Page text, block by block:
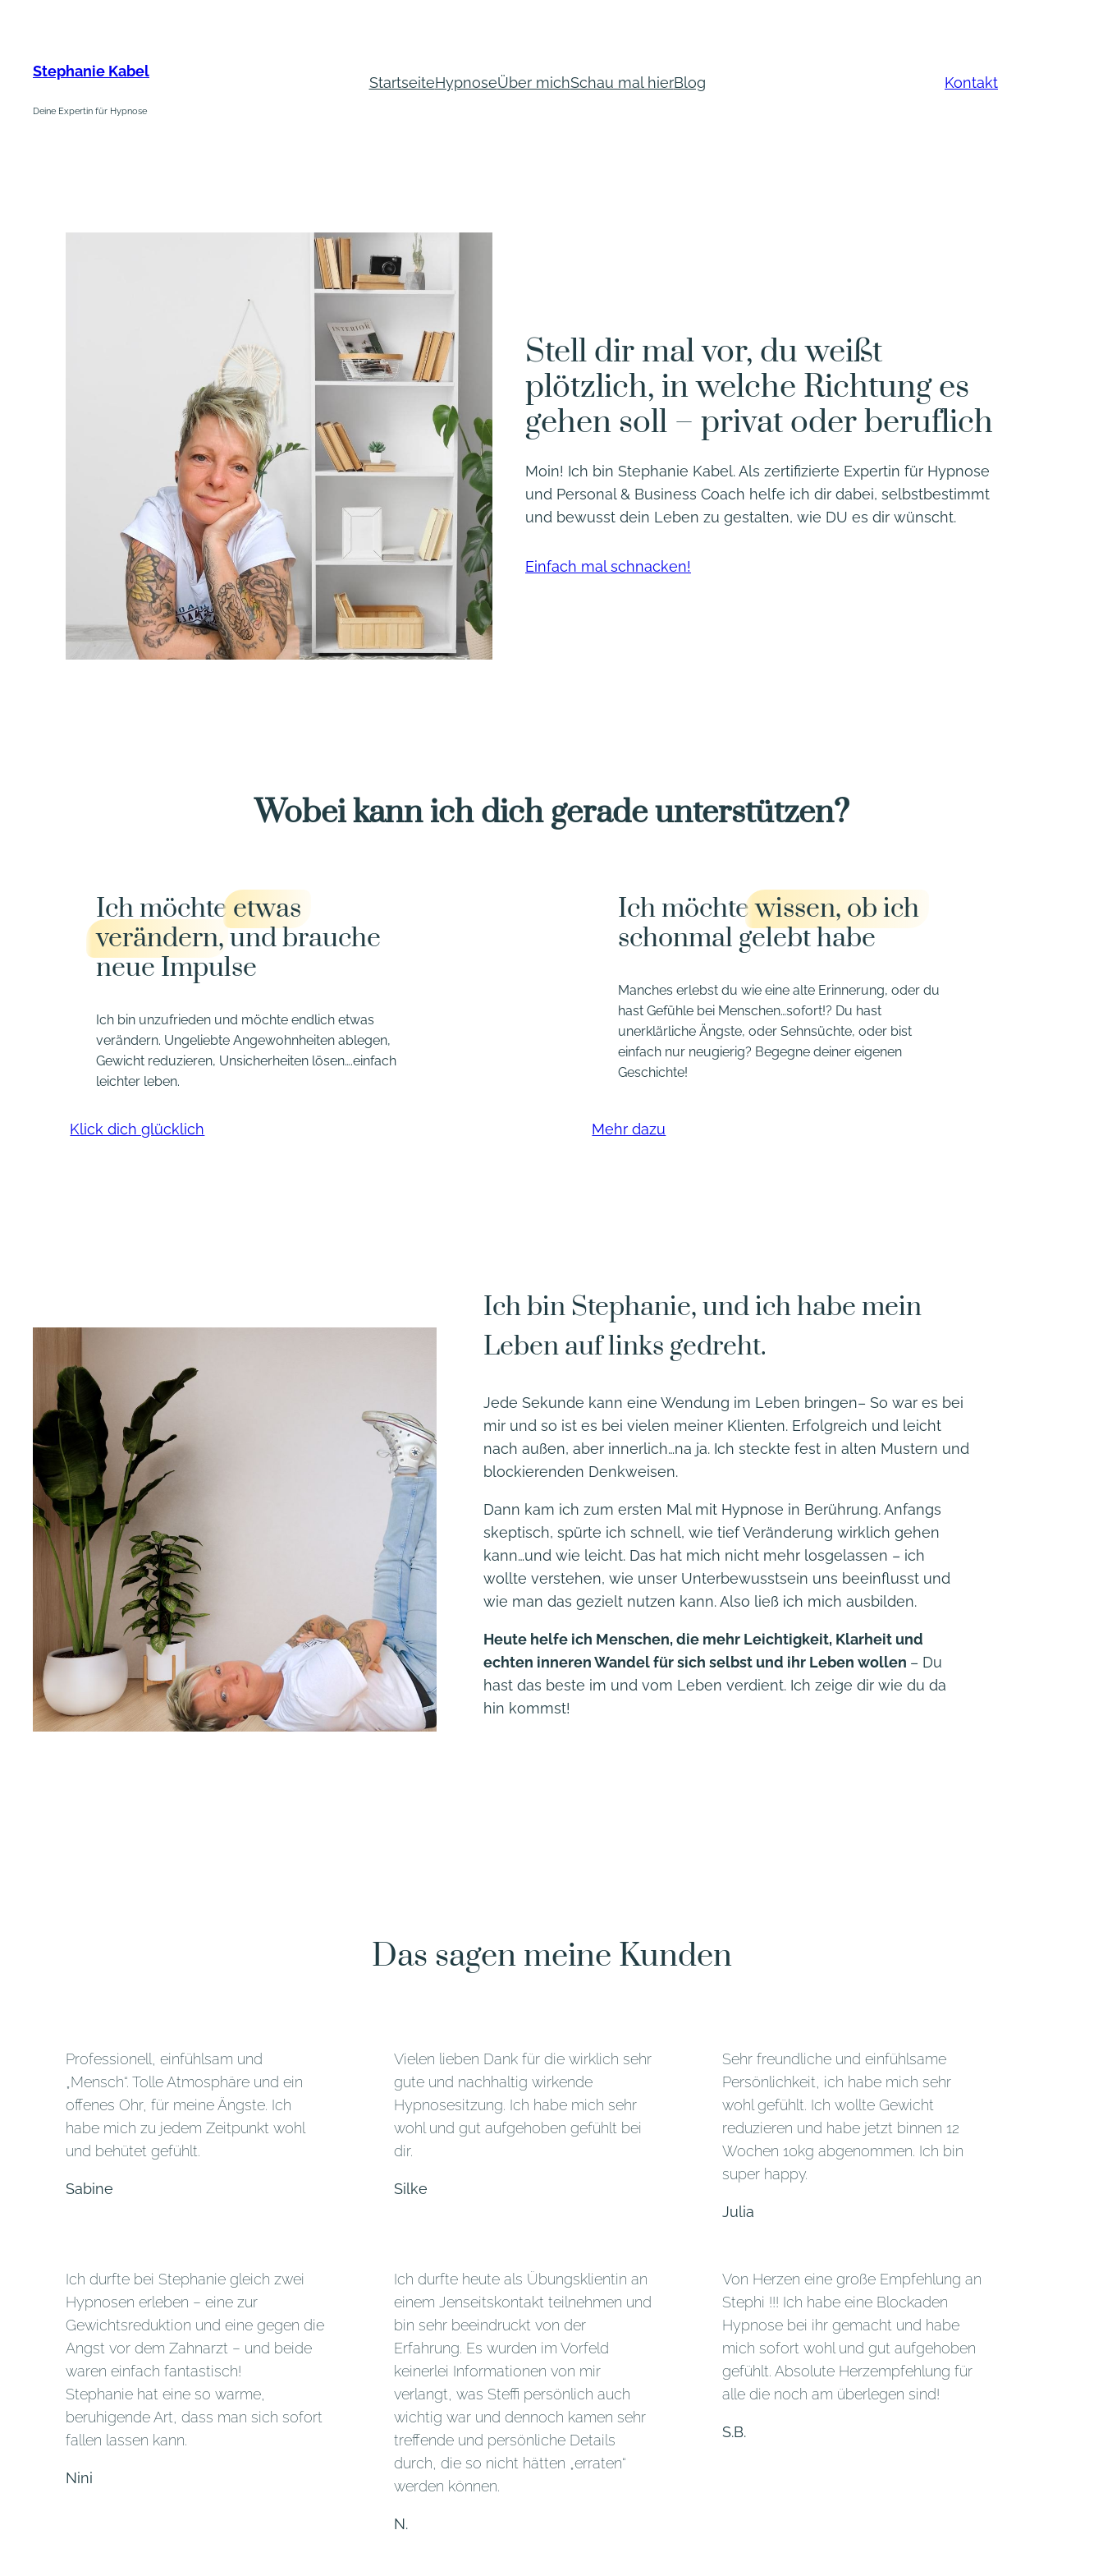
springen
Stephanie Kabel
Deine Expertin für Hypnose
StartseiteHypnoseÜber michSchau mal hierBlog Kontakt
Stell dir mal vor, du weißt
plötzlich, in welche Richtung es
gehen soll – privat oder beruflich
Moin! Ich bin Stephanie Kabel. Als zertifizierte Expertin für Hypnose
und Personal & Business Coach helfe ich dir dabei, selbstbestimmt
und bewusst dein Leben zu gestalten, wie DU es dir wünscht.
Einfach mal schnacken!
Wobei kann ich dich gerade unterstützen?
Ich möchteetwas
verändern, und brauche
neue Impulse
Ich bin unzufrieden und möchte endlich etwas
verändern. Ungeliebte Angewohnheiten ablegen,
Gewicht reduzieren, Unsicherheiten lösen….einfach
leichter leben.
Klick dich glücklich
Ich möchtewissen, ob ich
schonmal gelebt habe
Manches erlebst du wie eine alte Erinnerung, oder du
hast Gefühle bei Menschen…sofort!? Du hast
unerklärliche Ängste, oder Sehnsüchte, oder bist
einfach nur neugierig? Begegne deiner eigenen
Geschichte!
Mehr dazu
Ich bin Stephanie, und ich habe mein
Leben auf links gedreht.
Jede Sekunde kann eine Wendung im Leben bringen– So war es bei
mir und so ist es bei vielen meiner Klienten. Erfolgreich und leicht
nach außen, aber innerlich…na ja. Ich steckte fest in alten Mustern und
blockierenden Denkweisen.
Dann kam ich zum ersten Mal mit Hypnose in Berührung. Anfangs
skeptisch, spürte ich schnell, wie tief Veränderung wirklich gehen
kann…und wie leicht. Das hat mich nicht mehr losgelassen – ich
wollte verstehen, wie unser Unterbewusstsein uns beeinflusst und
wie man das gezielt nutzen kann. Also ließ ich mich ausbilden.
Heute helfe ich Menschen, die mehr Leichtigkeit, Klarheit und
echten inneren Wandel für sich selbst und ihr Leben wollen – Du
hast das beste im und vom Leben verdient. Ich zeige dir wie du da
hin kommst!
Das sagen meine Kunden
Professionell, einfühlsam und
„Mensch“. Tolle Atmosphäre und ein
offenes Ohr, für meine Ängste. Ich
habe mich zu jedem Zeitpunkt wohl
und behütet gefühlt.
Sabine
Vielen lieben Dank für die wirklich sehr
gute und nachhaltig wirkende
Hypnosesitzung. Ich habe mich sehr
wohl und gut aufgehoben gefühlt bei
dir.
Silke
Sehr freundliche und einfühlsame
Persönlichkeit, ich habe mich sehr
wohl gefühlt. Ich wollte Gewicht
reduzieren und habe jetzt binnen 12
Wochen 10kg abgenommen. Ich bin
super happy.
Julia
Ich durfte bei Stephanie gleich zwei
Hypnosen erleben – eine zur
Gewichtsreduktion und eine gegen die
Angst vor dem Zahnarzt – und beide
waren einfach fantastisch!
Stephanie hat eine so warme,
beruhigende Art, dass man sich sofort
fallen lassen kann.
Nini
Ich durfte heute als Übungsklientin an
einem Jenseitskontakt teilnehmen und
bin sehr beeindruckt von der
Erfahrung. Es wurden im Vorfeld
keinerlei Informationen von mir
verlangt, was Steffi persönlich auch
wichtig war und dennoch kamen sehr
treffende und persönliche Details
durch, die so nicht hätten „erraten“
werden können.
N.
Von Herzen eine große Empfehlung an
Stephi !!! Ich habe eine Blockaden
Hypnose bei ihr gemacht und habe
mich sofort wohl und gut aufgehoben
gefühlt. Absolute Herzempfehlung für
alle die noch am überlegen sind!
S.B.